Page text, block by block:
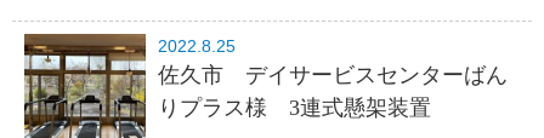
2022.8.25
佐久市 デイサービスセンターばん
りプラス様 3連式懸架装置